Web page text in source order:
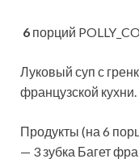
6 порций
Луковый суп с
французской кухни.
Продукты (на 6
— 3 зубка Багет